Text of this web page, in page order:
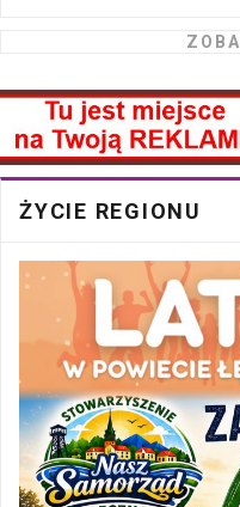
ŻYCIE REGIONU